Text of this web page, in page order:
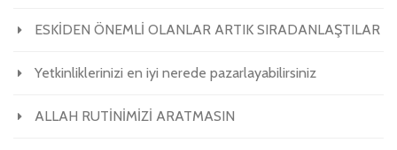
ESKİDEN ÖNEMLİ OLANLAR ARTIK SIRADANLAŞTILAR
Yetkinliklerinizi en iyi nerede pazarlayabilirsiniz
ALLAH RUTİNİMİZİ ARATMASIN